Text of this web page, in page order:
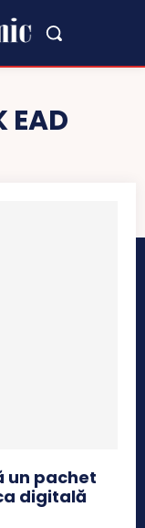
EAD
un pachet
digitală